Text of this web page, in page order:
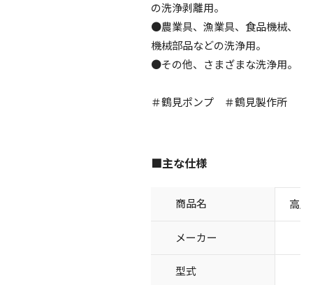
の洗浄剥離用。
●農業具、漁業具、食品機械、
機械部品などの洗浄用。
●その他、さまざまな洗浄用。
＃鶴見ポンプ ＃鶴見製作所
■主な仕様
商品名 高
メーカー
型式